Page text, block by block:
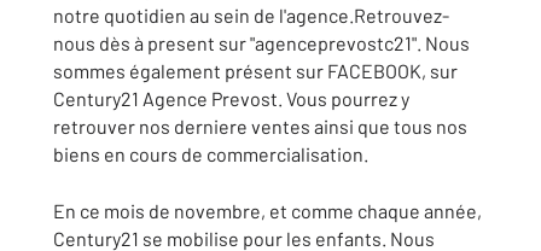
notre quotidien au sein de l'agence.Retrouvez-
nous dès à present sur "agenceprevostc21". Nous
sommes également présent sur FACEBOOK, sur
Century21 Agence Prevost. Vous pourrez y
retrouver nos derniere ventes ainsi que tous nos
biens en cours de commercialisation.
En ce mois de novembre, et comme chaque année,
Century21 se mobilise pour les enfants. Nous